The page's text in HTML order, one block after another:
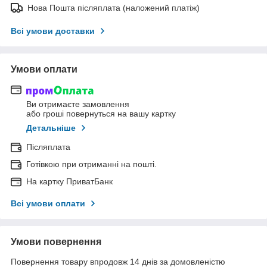
Нова Пошта післяплата (наложений платіж)
Всі умови доставки
Умови оплати
Ви отримаєте замовлення
або гроші повернуться на вашу картку
Детальніше
Післяплата
Готівкою при отриманні на пошті.
На картку ПриватБанк
Всі умови оплати
Умови повернення
Повернення товару впродовж 14 днів за домовленістю